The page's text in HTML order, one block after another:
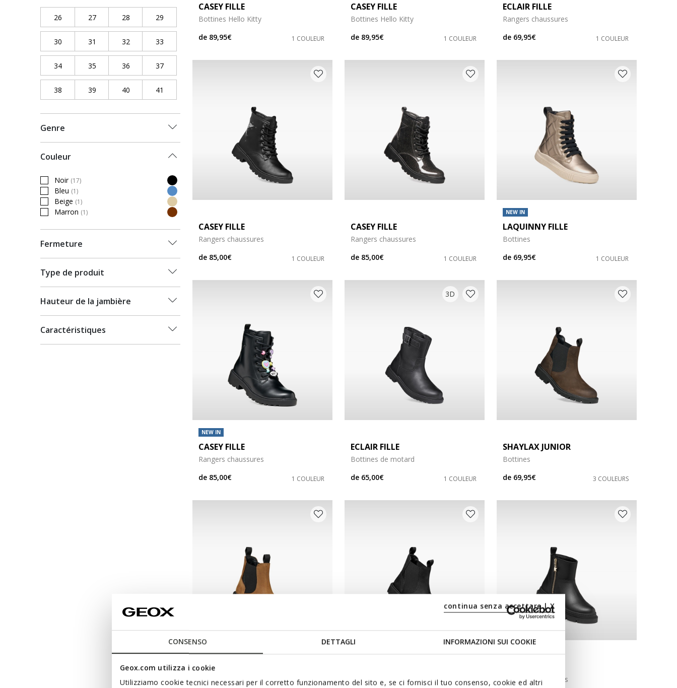
CONSENSO DETTAGLI INFORMAZIONI SUI COOKIE
Geox.com utilizza i cookie
Utilizziamo cookie tecnici necessari per il corretto funzionamento del sito e, se ci fornisci il tuo consenso, cookie ed altri
continua senza accettare | X
26 Refine by Pointure chaussures: 26
27Refine by Pointure chaussures: 27
28 Refine by Pointure chaussures: 28
29 Refine by Pointure chaussures: 29
30 Refine by Pointure chaussures: 30
31 Refine by Pointure chaussures: 31
32 Refine by Pointure chaussures: 32
33 Refine by Pointure chaussures: 33
34Refine by Pointure chaussures: 34
35 Refine by Pointure chaussures: 35
36 Refine by Pointure chaussures: 36
37Refine by Pointure chaussures: 37
38 Refine by Pointure chaussures: 38
39 Refine by Pointure chaussures: 39
40 Refine by Pointure chaussures: 40
41
Genre
Couleur
Noir (17)
Refine by Couleur: Noir
Bleu (1)
Refine by Couleur: Bleu
Beige (1)
Refine by Couleur: Beige
Marron (1)
Refine by Couleur: Marron
Fermeture
Type de produit
Hauteur de la jambière
Caractéristiques
CASEY FILLE
Bottines Hello Kitty
de 89,95€ 1 COULEUR
CASEY FILLE
Bottines Hello Kitty
de 89,95€ 1 COULEUR
ECLAIR FILLE
Rangers chaussures
de 69,95€ 1 COULEUR
CASEY FILLE
Rangers chaussures
de 85,00€ 1 COULEUR
CASEY FILLE
Rangers chaussures
de 85,00€ 1 COULEUR
NEW IN
LAQUINNY FILLE
Bottines
de 69,95€ 1 COULEUR
NEW IN
CASEY FILLE
Rangers chaussures
de 85,00€ 1 COULEUR
3D
ECLAIR FILLE
Bottines de motard
de 65,00€ 1 COULEUR
SHAYLAX JUNIOR
Bottines
de 69,95€ 3 COULEURS
NEW IN
SHAYLAX JUNIOR
Bottines
Bottines
NEW IN
Rangers chaussures